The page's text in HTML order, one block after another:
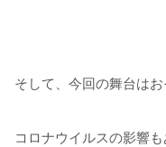
そして、今回の舞台は
コロナウイルスの影響